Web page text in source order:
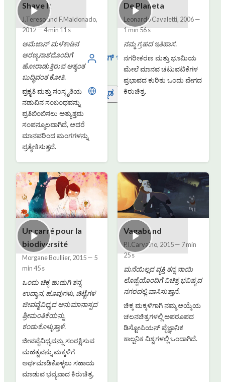
ಲಾಗ್ ಇನ್ ಮಾಡಿ
ಕನ್ನಡ
Shave It
J.Tereso and F.Maldonado,
2012—4 min 11 s
ಅಮೆಜಾನ್ ಮಳೆಕಾಡಿನ
ಅರಣ್ಯನಾಶದೊಂದಿಗೆ
ಹೋರಾಡುತ್ತಿರುವ ಅತ್ಯಂತ
ಬುದ್ಧಿವಂತ ಕೋತಿ.
ಪ್ರಕೃತಿ ಮತ್ತು ಸಂಸ್ಕೃತಿಯ
ನಡುವಿನ ಸಂಬಂಧವನ್ನು
ಪ್ರತಿಬಿಂಬಿಸಲು ಅತ್ಯುತ್ತಮ
ಸಂಪನ್ಮೂಲವಾಗಿದೆ, ಆದರೆ
ಮಾನವರಿಂದ ಮಂಗಗಳನ್ನು
ಪ್ರತ್ಯೇಕಿಸುತ್ತದೆ.
De Planeta
Leonardo Cavaletti, 2006—
1 min 56 s
ನಮ್ಮ ಗ್ರಹದ ಇತಿಹಾಸ.
ನಗರೀಕರಣ ಮತ್ತು ಭೂಮಿಯ
ಮೇಲೆ ಮಾನವ ಚಟುವಟಿಕೆಗಳ
ಪ್ರಭಾವದ ಕುರಿತು ಒಂದು ವೇಗದ
ಕಿರುಚಿತ್ರ.
Un carré pour la
biodiversité
Morgane Boullier, 2015— 5
min 45 s
ಒಂದು ಚಿಕ್ಕ ಹುಡುಗಿ ತನ್ನ
ಉದ್ಯಾನ, ಹೂವುಗಳು, ಚಿಟ್ಟೆಗಳ
ಜೀವವೈವಿಧ್ಯದ ಅನುಮಾನಾಸ್ಪದ
ಶ್ರೀಮಂತಿಕೆಯನ್ನು
ಕಂಡುಕೊಳ್ಳುತ್ತಾಳೆ.
ಜೀವವೈವಿಧ್ಯವನ್ನು ಸಂರಕ್ಷಿಸುವ
ಮಹತ್ವವನ್ನು ಮಕ್ಕಳಿಗೆ
ಅರ್ಥಮಾಡಿಕೊಳ್ಳಲು ಸಹಾಯ
ಮಾಡುವ ಭವ್ಯವಾದ ಕಿರುಚಿತ್ರ.
Vagabond
P.I.Carvalho, 2015— 7 min
25 s
ಮನೆಯಿಲ್ಲದ ವ್ಯಕ್ತಿ ತನ್ನ ನಾಯಿ
ಲೊಪ್ಪೆಯೊಂದಿಗೆ ವಿಚಿತ್ರ ಭವಿಷ್ಯದ
ನಗರದಲ್ಲಿ ವಾಸಿಸುತ್ತಾನೆ.
ಚಿಕ್ಕ ಮಕ್ಕಳಿಗಾಗಿ ನಮ್ಮ ಆಯ್ಕೆಯ
ಚಲನಚಿತ್ರಗಳಲ್ಲಿ ಅಪರೂಪದ
ಡಿಸ್ಟೋಪಿಯನ್ ವೈಜ್ಞಾನಿಕ
ಕಾಲ್ಪನಿಕ ವಿಶ್ವಗಳಲ್ಲಿ ಒಂದಾಗಿದೆ.